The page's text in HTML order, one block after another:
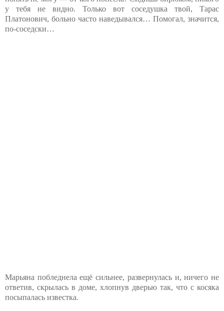
у тебя не видно. Только вот соседушка твой, Тарас
Платонович, больно часто наведывался… Помогал, значится,
по-соседски…
Марьяна побледнела ещё сильнее, развернулась и, ничего не
ответив, скрылась в доме, хлопнув дверью так, что с косяка
посыпалась известка.